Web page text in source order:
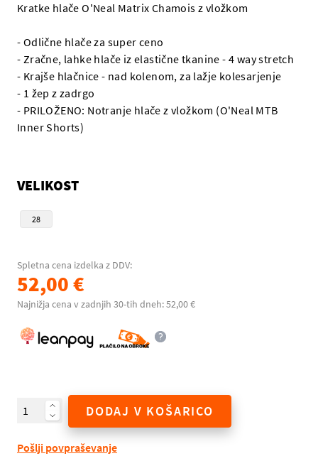
Kratke hlače O'Neal Matrix Chamois z vložkom
- Odlične hlače za super ceno
- Zračne, lahke hlače iz elastične tkanine - 4 way stretch
- Krajše hlačnice - nad kolenom, za lažje kolesarjenje
- 1 žep z zadrgo
- PRILOŽENO: Notranje hlače z vložkom (O'Neal MTB
Inner Shorts)
VELIKOST
28
Spletna cena izdelka z DDV:
52,00 €
Najnižja cena v zadnjih 30-tih dneh: 52,00 €
DODAJ V KOŠARICO
Pošlji povpraševanje